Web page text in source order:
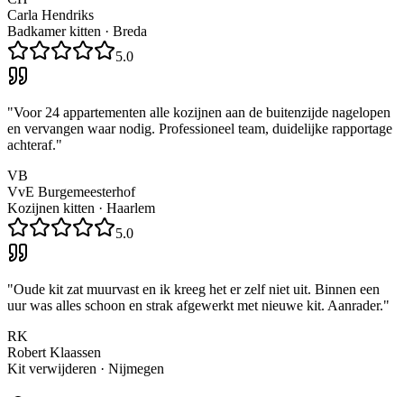
Carla Hendriks
Badkamer kitten · Breda
5.0
"Voor 24 appartementen alle kozijnen aan de buitenzijde nagelopen
en vervangen waar nodig. Professioneel team, duidelijke rapportage
achteraf."
VB
VvE Burgemeesterhof
Kozijnen kitten · Haarlem
5.0
"Oude kit zat muurvast en ik kreeg het er zelf niet uit. Binnen een
uur was alles schoon en strak afgewerkt met nieuwe kit. Aanrader."
RK
Robert Klaassen
Kit verwijderen · Nijmegen